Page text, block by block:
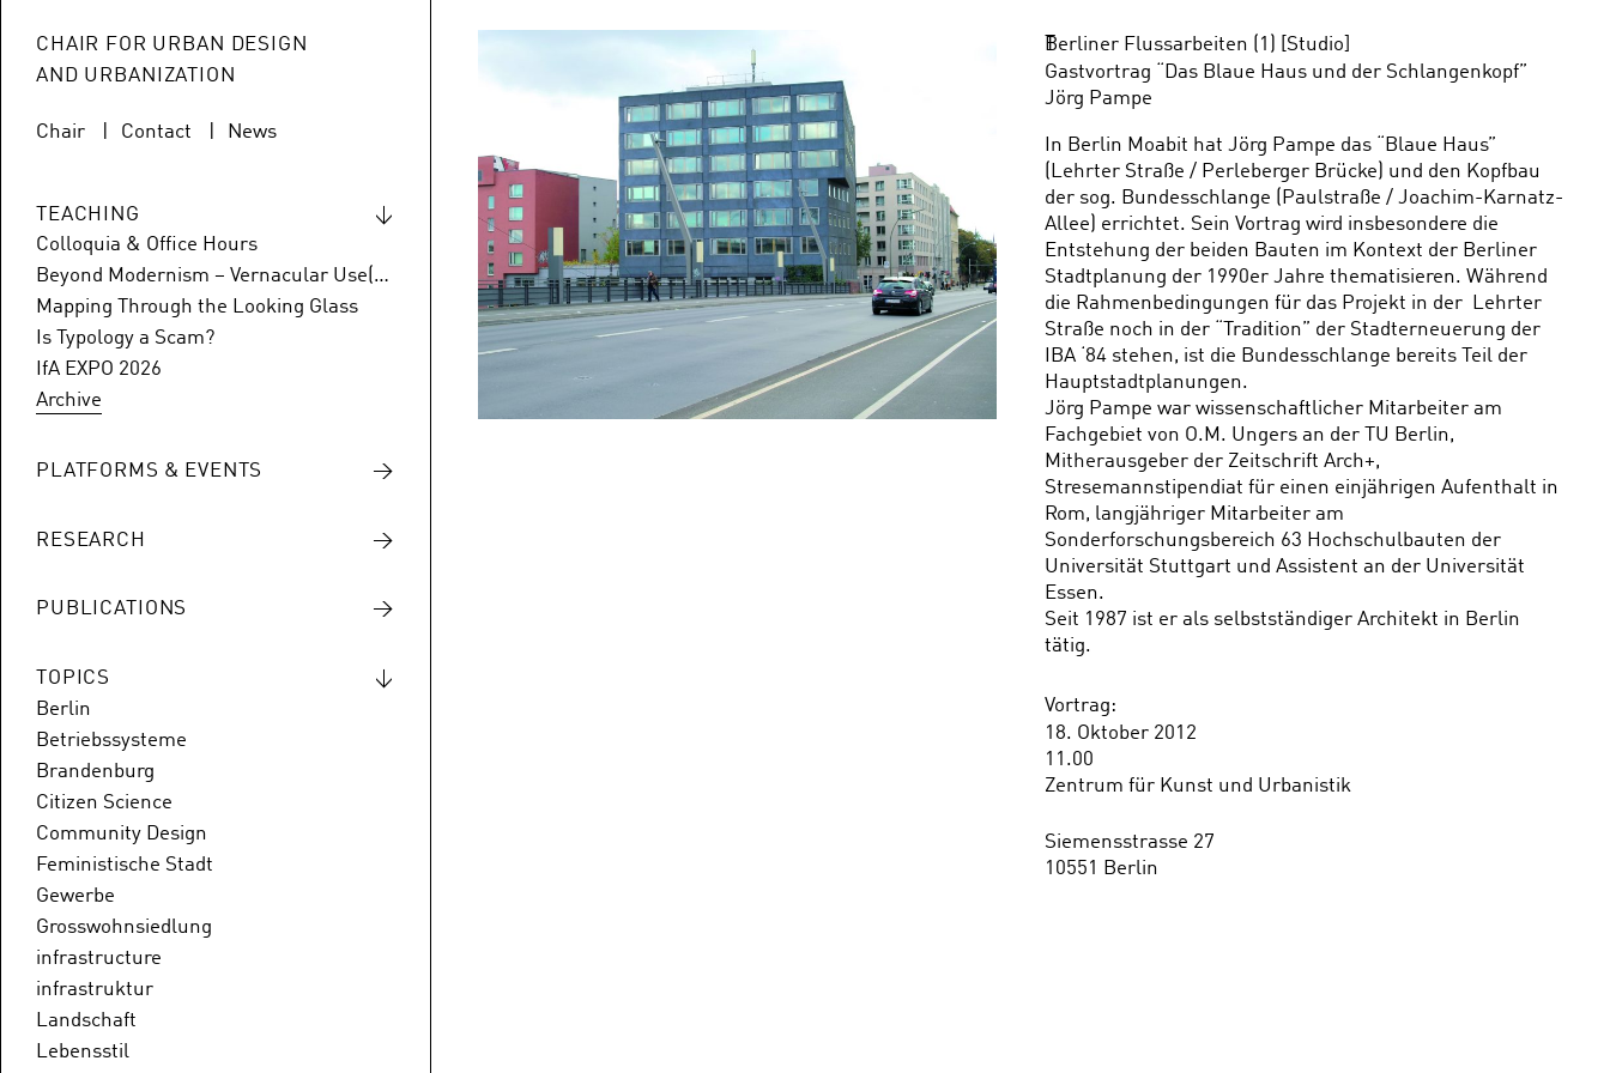
CHAIR FOR URBAN DESIGN
AND URBANIZATION
Chair Contact News
TEACHING
Colloquia & Office Hours
Beyond Modernism – Vernacular Use(s) of Hansaviertel
Mapping Through the Looking Glass
Is Typology a Scam?
IfA EXPO 2026
Archive
PLATFORMS & EVENTS
RESEARCH
PUBLICATIONS
TOPICS
Berlin
Betriebssysteme
Brandenburg
Citizen Science
Community Design
Feministische Stadt
Gewerbe
Grosswohnsiedlung
infrastructure
infrastruktur
Landschaft
Lebensstil
Berliner Flussarbeiten (1) [Studio]
Gastvortrag “Das Blaue Haus und der Schlangenkopf”
Jörg Pampe
Teaching
In Berlin Moabit hat Jörg Pampe das “Blaue Haus”
(Lehrter Straße / Perleberger Brücke) und den Kopfbau
der sog. Bundesschlange (Paulstraße / Joachim-Karnatz-
Allee) errichtet. Sein Vortrag wird insbesondere die
Entstehung der beiden Bauten im Kontext der Berliner
Stadtplanung der 1990er Jahre thematisieren. Während
die Rahmenbedingungen für das Projekt in der Lehrter
Straße noch in der “Tradition” der Stadterneuerung der
IBA ‘84 stehen, ist die Bundesschlange bereits Teil der
Hauptstadtplanungen.
Jörg Pampe war wissenschaftlicher Mitarbeiter am
Fachgebiet von O.M. Ungers an der TU Berlin,
Mitherausgeber der Zeitschrift Arch+,
Stresemannstipendiat für einen einjährigen Aufenthalt in
Rom, langjähriger Mitarbeiter am
Sonderforschungsbereich 63 Hochschulbauten der
Universität Stuttgart und Assistent an der Universität
Essen.
Seit 1987 ist er als selbstständiger Architekt in Berlin
tätig.
Vortrag
18. Oktober 2012
11.00
Zentrum für Kunst und Urbanistik
Siemensstrasse 27
10551 Berlin